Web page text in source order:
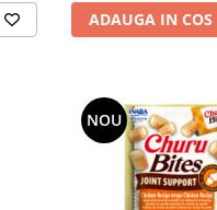
ADAUGA IN COS
NOU